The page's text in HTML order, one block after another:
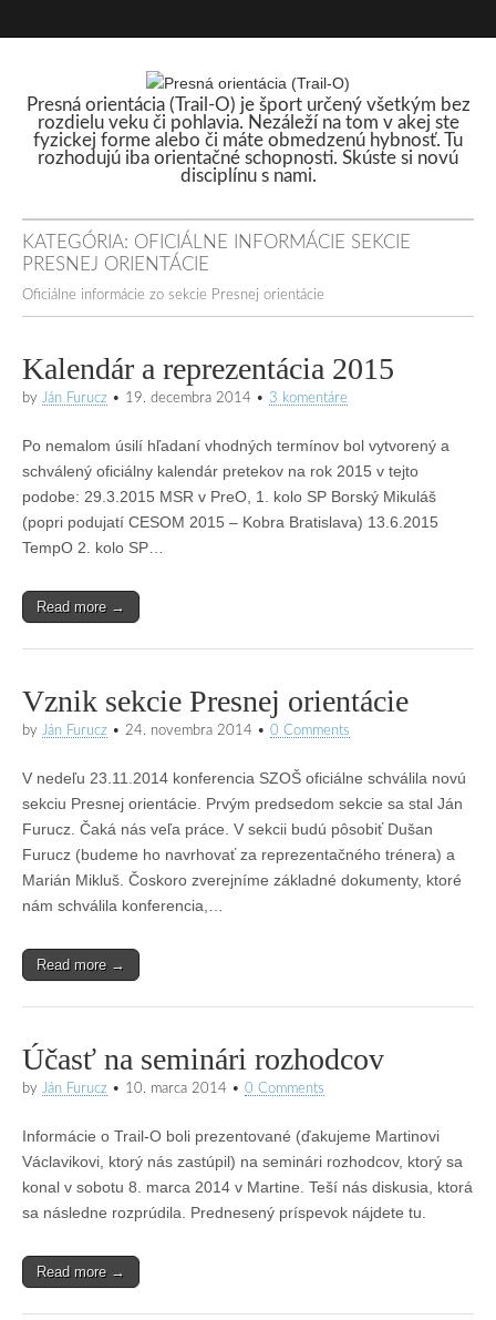
Presná orientácia
(Trail-O)
Presná orientácia (Trail-O) je šport určený všetkým bez
rozdielu veku či pohlavia. Nezáleží na tom v akej ste
fyzickej forme alebo či máte obmedzenú hybnosť. Tu
rozhodujú iba orientačné schopnosti. Skúste si novú
disciplínu s nami.
KATEGÓRIA: OFICIÁLNE INFORMÁCIE SEKCIE
PRESNEJ ORIENTÁCIE
Oficiálne informácie zo sekcie Presnej orientácie
Kalendár a reprezentácia 2015
by Ján Furucz • 19. decembra 2014 • 3 komentáre
Po nemalom úsilí hľadaní vhodných termínov bol vytvorený a
schválený oficiálny kalendár pretekov na rok 2015 v tejto
podobe: 29.3.2015 MSR v PreO, 1. kolo SP Borský Mikuláš
(popri podujatí CESOM 2015 – Kobra Bratislava) 13.6.2015
TempO 2. kolo SP…
Read more →
Vznik sekcie Presnej orientácie
by Ján Furucz • 24. novembra 2014 • 0 Comments
V nedeľu 23.11.2014 konferencia SZOŠ oficiálne schválila novú
sekciu Presnej orientácie. Prvým predsedom sekcie sa stal Ján
Furucz. Čaká nás veľa práce. V sekcii budú pôsobiť Dušan
Furucz (budeme ho navrhovať za reprezentačného trénera) a
Marián Mikluš. Čoskoro zverejníme základné dokumenty, ktoré
nám schválila konferencia,…
Read more →
Účasť na seminári rozhodcov
by Ján Furucz • 10. marca 2014 • 0 Comments
Informácie o Trail-O boli prezentované (ďakujeme Martinovi
Václavikovi, ktorý nás zastúpil) na seminári rozhodcov, ktorý sa
konal v sobotu 8. marca 2014 v Martine. Teší nás diskusia, ktorá
sa následne rozprúdila. Prednesený príspevok nájdete tu.
Read more →